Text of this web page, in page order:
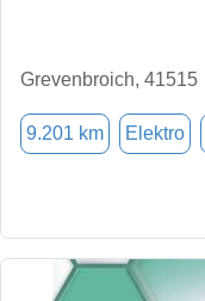
Grevenbroich, 41515
9.201 km Elektro